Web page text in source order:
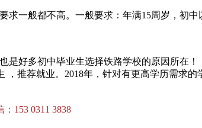
求一般都不高。一般要求：年满15周岁，初
好多初中毕业生选择铁路学校的原因所在！
推荐就业。2018年，针对有更高学历需求
153 0311 3838